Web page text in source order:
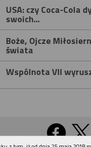
USA: czy Coca-Cola
swoich...
Boże, Ojcze
świata
Wspólnota VII